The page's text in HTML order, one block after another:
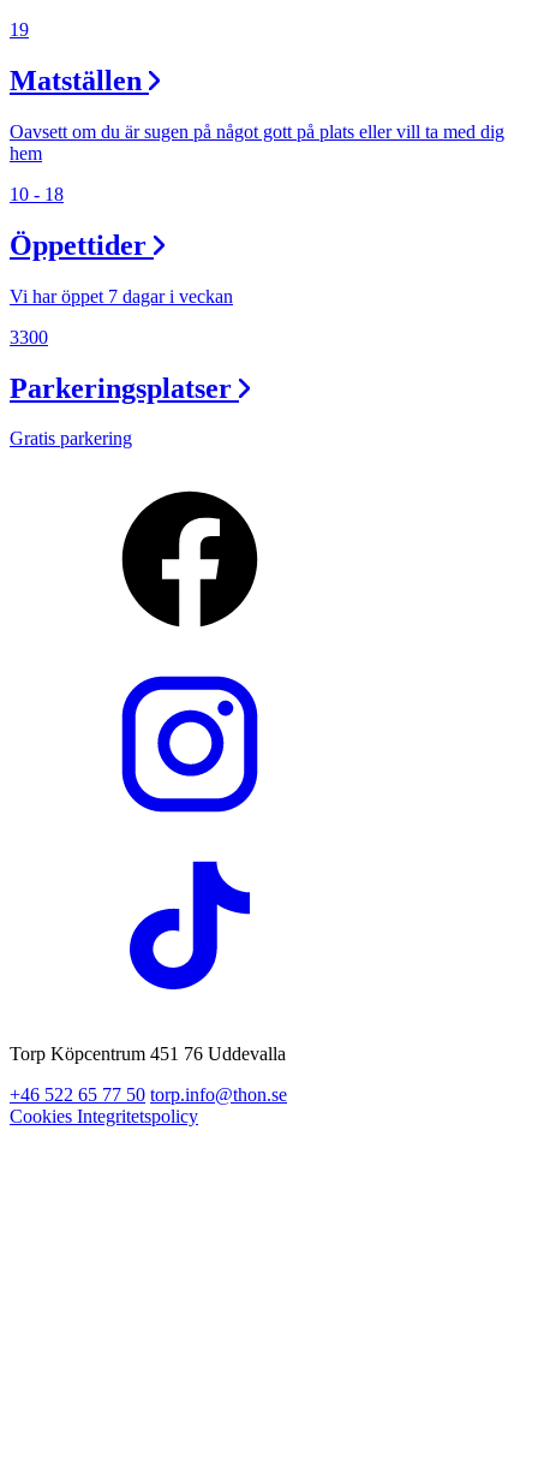
19
Matställen
Oavsett om du är sugen på något gott på plats eller vill ta med dig
hem
10 - 18
Öppettider
Vi har öppet 7 dagar i veckan
3300
Parkeringsplatser
Gratis parkering
Torp Köpcentrum 451 76 Uddevalla
+46 522 65 77 50 torp.info@thon.se
Cookies Integritetspolicy